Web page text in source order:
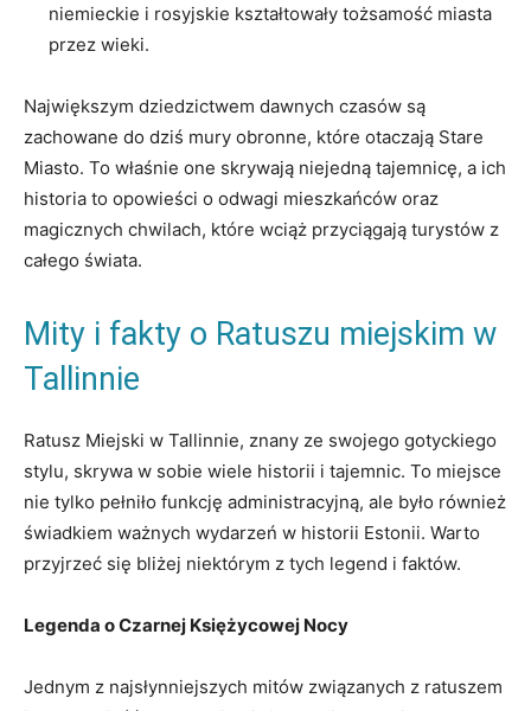
niemieckie i rosyjskie kształtowały tożsamość miasta
⁣przez wieki.
Największym ⁢dziedzictwem dawnych czasów są
zachowane ⁣do‍ dziś mury obronne, które otaczają‌ Stare
Miasto. To ⁣właśnie one skrywają niejedną⁣ tajemnicę, a ich
historia to opowieści o⁢ odwagi mieszkańców ‍oraz
magicznych chwilach, ⁢które wciąż przyciągają turystów z
całego świata.
Mity i fakty‌ o Ratuszu miejskim w
Tallinnie
Ratusz Miejski w ‍Tallinnie,‌ znany ⁢ze⁢ swojego ​gotyckiego
stylu, ‌skrywa w sobie⁤ wiele historii ⁢i tajemnic. To miejsce
nie tylko pełniło funkcję ⁣administracyjną,‍ ale ‌było również⁣
świadkiem ważnych⁣ wydarzeń w historii ⁤Estonii. Warto
przyjrzeć się ‌bliżej niektórym⁢ z tych legend i faktów.
Legenda o Czarnej Księżycowej Nocy
Jednym z ​najsłynniejszych mitów związanych z ratuszem